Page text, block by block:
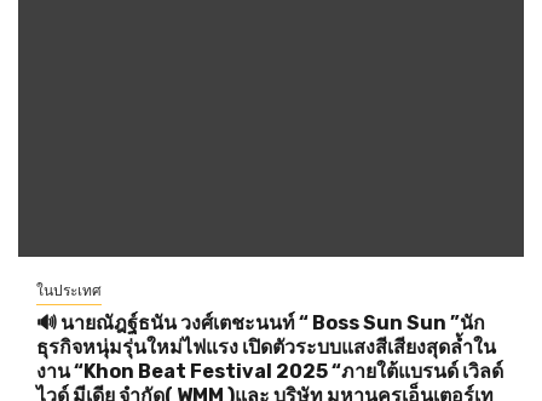
ในประเทศ
🔊 นายณัฎฐ์ธนัน วงศ์เตชะนนท์ “ Boss Sun Sun ”นัก
ธุรกิจหนุ่มรุ่นใหม่ไฟแรง เปิดตัวระบบแสงสีเสียงสุดล้ำใน
งาน “Khon Beat Festival 2025 “ภายใต้แบรนด์ เวิลด์
ไวด์ มีเดีย จำกัด( WMM )และ บริษัท มหานครเอ็นเตอร์เท